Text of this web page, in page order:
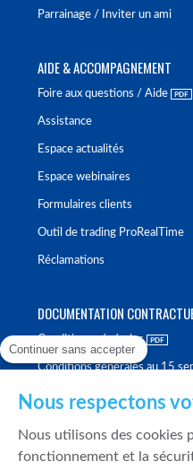
Parrainage / Inviter un ami
AIDE & ACCOMPAGNEMENT
Foire aux questions / Aide
Assistance
Espace actualités
Espace webinaires
Formulaires clients
Outil de trading ProRealTime
Réclamations
DOCUMENTATION
Conditions générales
Conditions générales au 15
Politique de meilleure sélection
Continuer sans accepter
Nous respectons
Nous utilisons des cookies
fonctionnement et la